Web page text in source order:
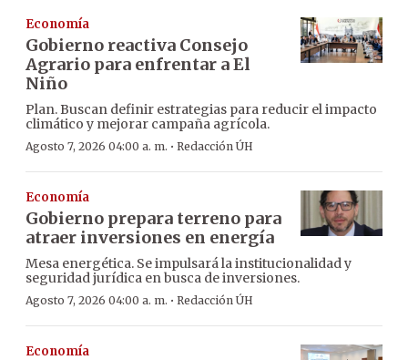
Economía
Gobierno reactiva Consejo
Agrario para enfrentar a El
Niño
Plan. Buscan definir estrategias para reducir el impacto
climático y mejorar campaña agrícola.
Agosto 7, 2026 04:00 a. m. · Redacción ÚH
Economía
Gobierno prepara terreno para
atraer inversiones en energía
Mesa energética. Se impulsará la institucionalidad y
seguridad jurídica en busca de inversiones.
Agosto 7, 2026 04:00 a. m. · Redacción ÚH
Economía